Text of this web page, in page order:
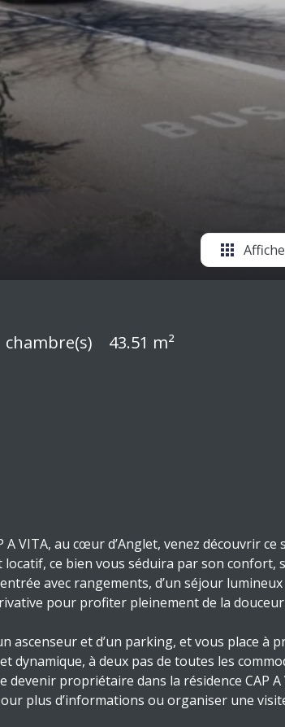
chambre(s)
43.51 m²
A VITA, au cœur d’Anglet, venez découvrir
ce bien vous séduira par son confort,
avec rangements, d’un séjour
pour profiter pleinement de la
ascenseur et d’un parking, et vous place
dynamique, à deux pas de toutes les
propriétaire dans la résidence CAP A
plus d’informations ou organiser une